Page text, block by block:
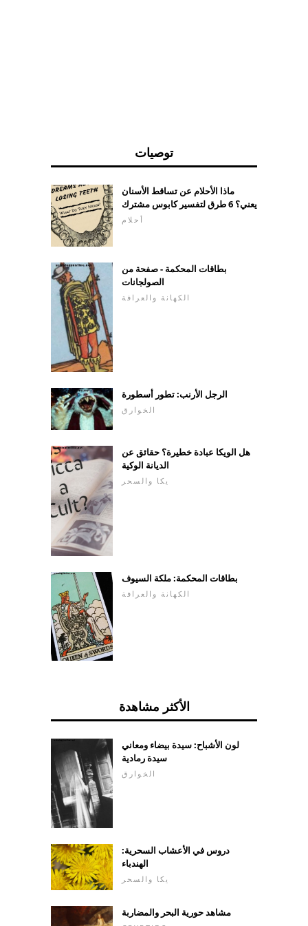
توصيات
ماذا الأحلام عن تساقط الأسنان
يعني؟ 6 طرق لتفسير كابوس مشترك
أحلام
بطاقات المحكمة - صفحة من
الصولجانات
الكهانة والعرافة
الرجل الأرنب: تطور أسطورة
الخوارق
هل الويكا عبادة خطيرة؟ حقائق عن
الديانة الوكية
يكا والسحر
بطاقات المحكمة: ملكة السيوف
الكهانة والعرافة
الأكثر مشاهدة
لون الأشباح: سيدة بيضاء ومعاني
سيدة رمادية
الخوارق
دروس في الأعشاب السحرية:
الهندباء
يكا والسحر
مشاهد حورية البحر والمضاربة